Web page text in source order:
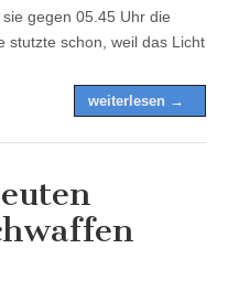
gegen 05.45 Uhr die
stutzte schon, weil das Licht
weiterlesen →